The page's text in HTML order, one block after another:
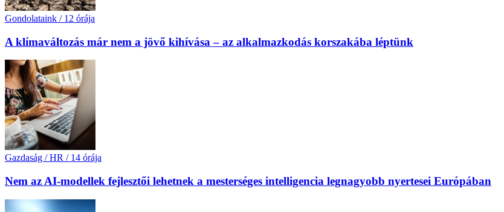
Gondolataink / 12 órája
A klímaváltozás már nem a jövő kihívása – az alkalmazkodás korszakába léptünk
Gazdaság / HR / 14 órája
Nem az AI-modellek fejlesztői lehetnek a mesterséges intelligencia legnagyobb nyertesei Európában